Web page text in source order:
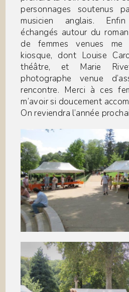
personnages soutenus
musicien anglais.
échangés autour du
de femmes venues me
kiosque, dont Louise
théâtre, et Marie
photographe venue
rencontre. Merci à ces
m’avoir si doucement
On reviendra l’année